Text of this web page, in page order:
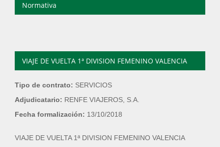
Normativa
VIAJE DE VUELTA 1ª DIVISION FEMENINO VALENCIA
Tipo de contrato: SERVICIOS
Adjudicatario: RENFE VIAJEROS, S.A.
Fecha formalización: 13/10/2018
VIAJE DE VUELTA 1ª DIVISION FEMENINO VALENCIA